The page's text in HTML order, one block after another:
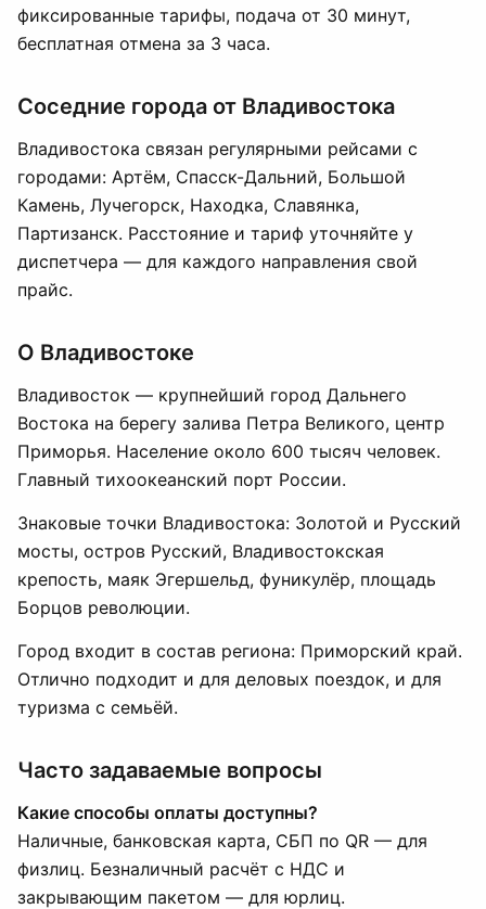
фиксированные тарифы, подача от 30 минут,
бесплатная отмена за 3 часа.
Соседние города от Владивостока
Владивостока связан регулярными рейсами с
городами: Артём, Спасск-Дальний, Большой
Камень, Лучегорск, Находка, Славянка,
Партизанск. Расстояние и тариф уточняйте у
диспетчера — для каждого направления свой
прайс.
О Владивостоке
Владивосток — крупнейший город Дальнего
Востока на берегу залива Петра Великого, центр
Приморья. Население около 600 тысяч человек.
Главный тихоокеанский порт России.
Знаковые точки Владивостока: Золотой и Русский
мосты, остров Русский, Владивостокская
крепость, маяк Эгершельд, фуникулёр, площадь
Борцов революции.
Город входит в состав региона: Приморский край.
Отлично подходит и для деловых поездок, и для
туризма с семьёй.
Часто задаваемые вопросы
Какие способы оплаты доступны?
Наличные, банковская карта, СБП по QR — для
физлиц. Безналичный расчёт с НДС и
закрывающим пакетом — для юрлиц.